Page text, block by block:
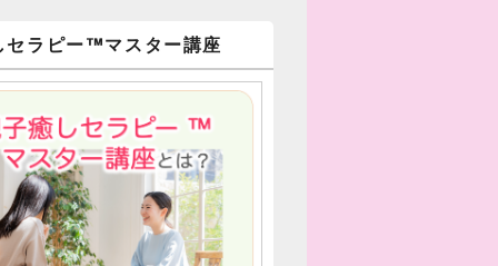
セラピー™︎マスター講座